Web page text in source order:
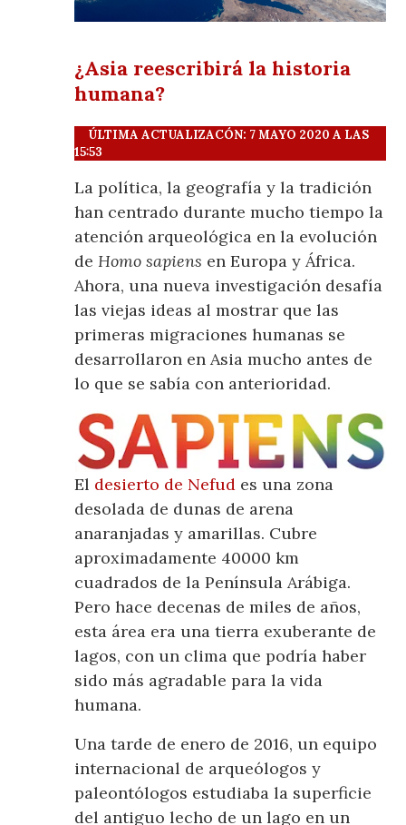
¿Asia reescribirá la historia
humana?
ÚLTIMA ACTUALIZACÓN: 7 MAYO 2020 A LAS
15:53
La política, la geografía y la tradición
han centrado durante mucho tiempo la
atención arqueológica en la evolución
deHomo sapiens en Europa y África.
Ahora, una nueva investigación desafía
las viejas ideas al mostrar que las
primeras migraciones humanas se
desarrollaron en Asia mucho antes de
lo que se sabía con anterioridad.
El desierto de Nefud es una zona
desolada de dunas de arena
anaranjadas y amarillas. Cubre
aproximadamente 40000 km
cuadrados de la Península Arábiga.
Pero hace decenas de miles de años,
esta área era una tierra exuberante de
lagos, con un clima que podría haber
sido más agradable para la vida
humana.
Una tarde de enero de 2016, un equipo
internacional de arqueólogos y
paleontólogos estudiaba la superficie
del antiguo lecho de un lago en un